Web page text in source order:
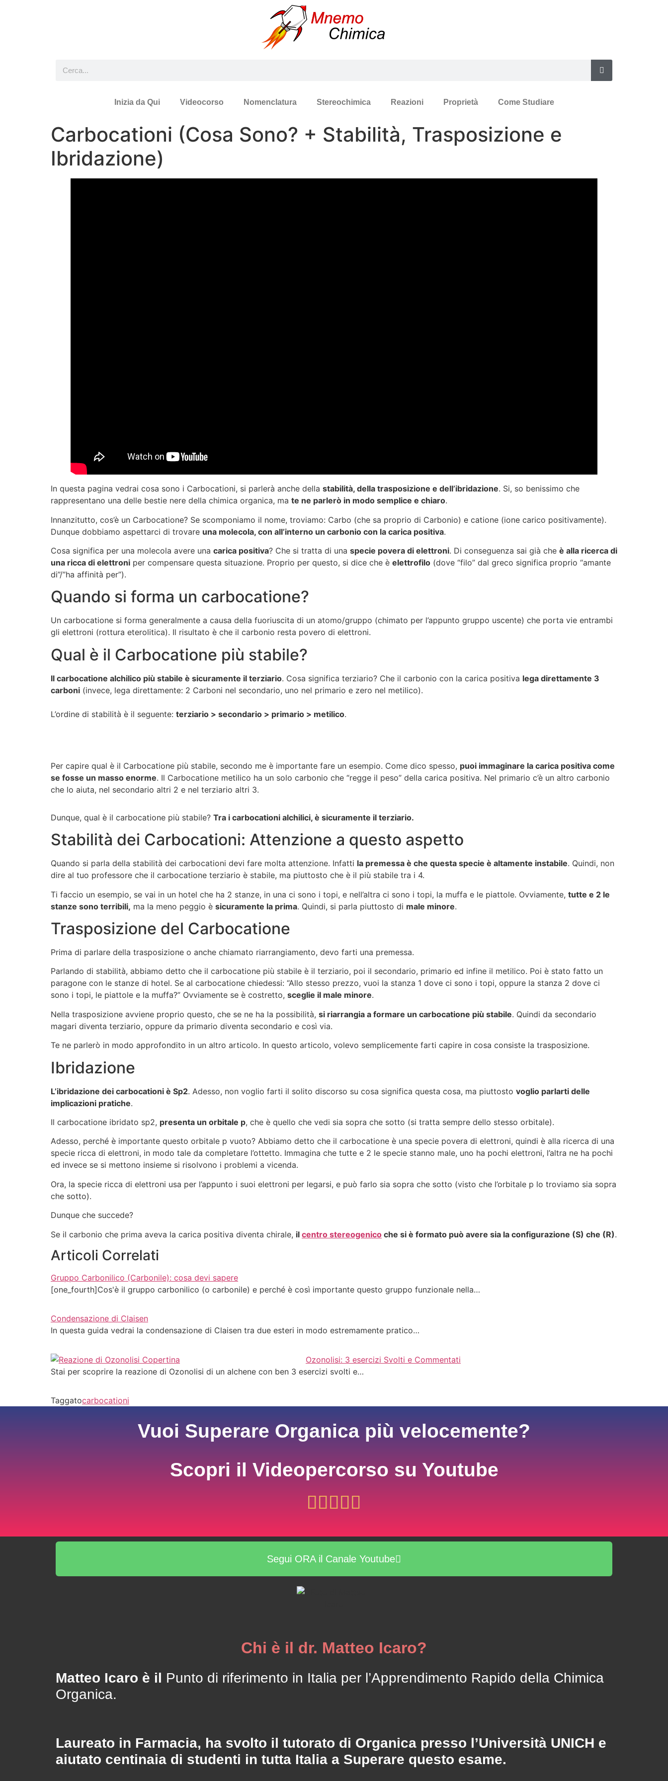
Inizia da Qui Videocorso Nomenclatura Stereochimica Reazioni Proprietà Come Studiare
Carbocationi (Cosa Sono? + Stabilità, Trasposizione e
Ibridazione)
In questa pagina vedrai cosa sono i Carbocationi, si parlerà anche della stabilità, della trasposizione e dell’ibridazione. Si, so benissimo che
rappresentano una delle bestie nere della chimica organica, ma te ne parlerò in modo semplice e chiaro.
Innanzitutto, cos’è un Carbocatione? Se scomponiamo il nome, troviamo: Carbo (che sa proprio di Carbonio) e catione (ione carico positivamente).
Dunque dobbiamo aspettarci di trovare una molecola, con all’interno un carbonio con la carica positiva.
Cosa significa per una molecola avere una carica positiva? Che si tratta di una specie povera di elettroni. Di conseguenza sai già che è alla ricerca di
una ricca di elettroni per compensare questa situazione. Proprio per questo, si dice che è elettrofilo (dove “filo” dal greco significa proprio “amante
di”/”ha affinità per”).
Quando si forma un carbocatione?
Un carbocatione si forma generalmente a causa della fuoriuscita di un atomo/gruppo (chimato per l’appunto gruppo uscente) che porta vie entrambi
gli elettroni (rottura eterolitica). Il risultato è che il carbonio resta povero di elettroni.
Qual è il Carbocatione più stabile?
Il carbocatione alchilico più stabile è sicuramente il terziario. Cosa significa terziario? Che il carbonio con la carica positiva lega direttamente 3
carboni (invece, lega direttamente: 2 Carboni nel secondario, uno nel primario e zero nel metilico).
L’ordine di stabilità è il seguente: terziario > secondario > primario > metilico.
Per capire qual è il Carbocatione più stabile, secondo me è importante fare un esempio. Come dico spesso, puoi immaginare la carica positiva come
se fosse un masso enorme. Il Carbocatione metilico ha un solo carbonio che “regge il peso” della carica positiva. Nel primario c’è un altro carbonio
che lo aiuta, nel secondario altri 2 e nel terziario altri 3.
Dunque, qual è il carbocatione più stabile? Tra i carbocationi alchilici, è sicuramente il terziario.
Stabilità dei Carbocationi: Attenzione a questo aspetto
Quando si parla della stabilità dei carbocationi devi fare molta attenzione. Infatti la premessa è che questa specie è altamente instabile. Quindi, non
dire al tuo professore che il carbocatione terziario è stabile, ma piuttosto che è il più stabile tra i 4.
Ti faccio un esempio, se vai in un hotel che ha 2 stanze, in una ci sono i topi, e nell’altra ci sono i topi, la muffa e le piattole. Ovviamente, tutte e 2 le
stanze sono terribili, ma la meno peggio è sicuramente la prima. Quindi, si parla piuttosto di male minore.
Trasposizione del Carbocatione
Prima di parlare della trasposizione o anche chiamato riarrangiamento, devo farti una premessa.
Parlando di stabilità, abbiamo detto che il carbocatione più stabile è il terziario, poi il secondario, primario ed infine il metilico. Poi è stato fatto un
paragone con le stanze di hotel. Se al carbocatione chiedessi: “Allo stesso prezzo, vuoi la stanza 1 dove ci sono i topi, oppure la stanza 2 dove ci
sono i topi, le piattole e la muffa?” Ovviamente se è costretto, sceglie il male minore.
Nella trasposizione avviene proprio questo, che se ne ha la possibilità, si riarrangia a formare un carbocatione più stabile. Quindi da secondario
magari diventa terziario, oppure da primario diventa secondario e così via.
Te ne parlerò in modo approfondito in un altro articolo. In questo articolo, volevo semplicemente farti capire in cosa consiste la trasposizione.
Ibridazione
L’ibridazione dei carbocationi è Sp2. Adesso, non voglio farti il solito discorso su cosa significa questa cosa, ma piuttosto voglio parlarti delle
implicazioni pratiche.
Il carbocatione ibridato sp2, presenta un orbitale p, che è quello che vedi sia sopra che sotto (si tratta sempre dello stesso orbitale).
Adesso, perché è importante questo orbitale p vuoto? Abbiamo detto che il carbocatione è una specie povera di elettroni, quindi è alla ricerca di una
specie ricca di elettroni, in modo tale da completare l’ottetto. Immagina che tutte e 2 le specie stanno male, uno ha pochi elettroni, l’altra ne ha pochi
ed invece se si mettono insieme si risolvono i problemi a vicenda.
Ora, la specie ricca di elettroni usa per l’appunto i suoi elettroni per legarsi, e può farlo sia sopra che sotto (visto che l’orbitale p lo troviamo sia sopra
che sotto).
Dunque che succede?
Se il carbonio che prima aveva la carica positiva diventa chirale, il centro stereogenico che si è formato può avere sia la configurazione (S) che (R).
Articoli Correlati
Gruppo Carbonilico (Carbonile): cosa devi sapere
[one_fourth]Cos'è il gruppo carbonilico (o carbonile) e perché è così importante questo gruppo funzionale nella…
Condensazione di Claisen
In questa guida vedrai la condensazione di Claisen tra due esteri in modo estremamente pratico…
Ozonolisi: 3 esercizi Svolti e Commentati
Stai per scoprire la reazione di Ozonolisi di un alchene con ben 3 esercizi svolti e…
Taggatocarbocationi
Vuoi Superare Organica più velocemente?
Scopri il Videopercorso su Youtube
    
Segui ORA il Canale Youtube
Chi è il dr. Matteo Icaro?
Matteo Icaro è il Punto di riferimento in Italia per l’Apprendimento Rapido della Chimica
Organica.
Laureato in Farmacia, ha svolto il tutorato di Organica presso l’Università UNICH e
aiutato centinaia di studenti in tutta Italia a Superare questo esame.